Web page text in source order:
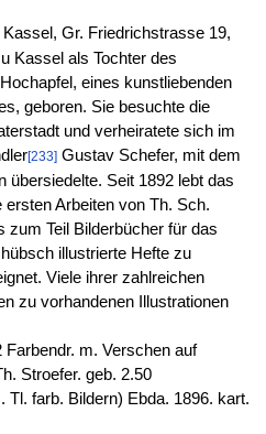
Gr. Friedrichstrasse 19,
Kassel als Tochter des
eines kunstliebenden
geboren. Sie besuchte die
und verheiratete sich im
[233]Gustav Schefer, mit dem
übersiedelte. Seit 1892 lebt das
Arbeiten von Th. Sch.
zum Teil Bilderbücher für das
illustrierte Hefte zu
Viele ihrer zahlreichen
zu vorhandenen Illustrationen
Farbendr. m. Verschen auf
Stroefer. geb. 2.50
Tl. farb. Bildern) Ebda. 1896. kart.